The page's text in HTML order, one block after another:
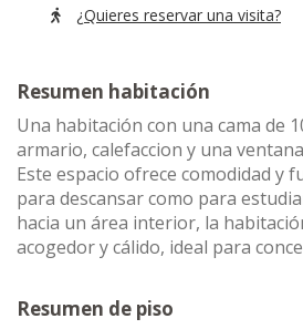
¿Quieres reservar una visita?
Resumen habitación
Una habitación con una cama de
armario, calefaccion y una
Este espacio ofrece comodidad y
para descansar como para
hacia un área interior, la
acogedor y cálido, ideal para
Resumen de piso